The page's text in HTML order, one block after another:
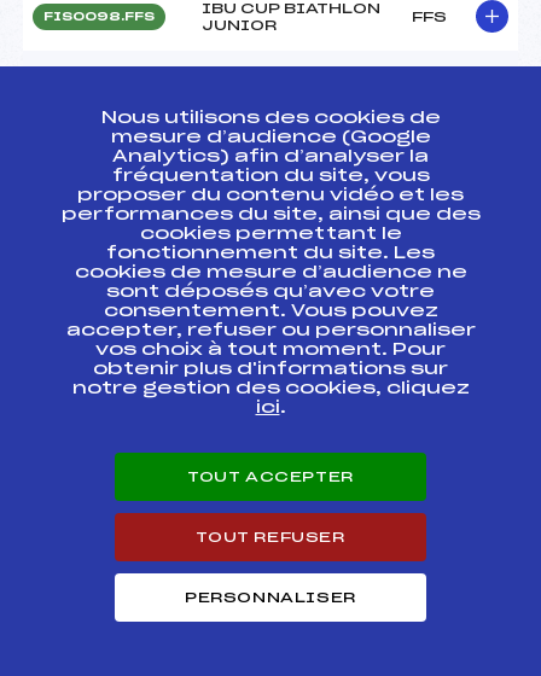
FIS0098.FFS
IBU CUP BIATHLON
JUNIOR
FFS
FIS0090.FFS
IBU CUP BIATHLON
JUNIOR
FFS
FIS0088.FFS
IBU CUP BIATHLON
JUNIOR
FFS
BNAM0012.FFS
SAMSE NATIONAL
TOUR U19 / U21 /
SENIOR
FFS
BNAM0011.FFS
SAMSE NATIONAL
TOUR U19 / U21 /
SENIOR
Circuits Nordique 2020
SAMSE NATIONAL TOUR BIATHLON U21 /
Nous utilisons des cookies de
mesure d’audience (Google
Analytics) afin d’analyser la
fréquentation du site, vous
proposer du contenu vidéo et les
performances du site, ainsi que des
cookies permettant le
fonctionnement du site. Les
cookies de mesure d’audience ne
sont déposés qu’avec votre
consentement. Vous pouvez
accepter, refuser ou personnaliser
vos choix à tout moment. Pour
obtenir plus d'informations sur
notre gestion des cookies, cliquez
ici.
TOUT ACCEPTER
TOUT REFUSER
PERSONNALISER